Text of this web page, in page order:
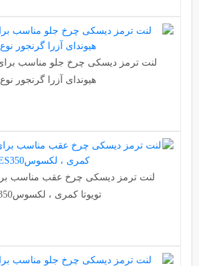
هیوندای آزرا گرنجور نوع 1
تویوتا کمری ، لکسوسES350